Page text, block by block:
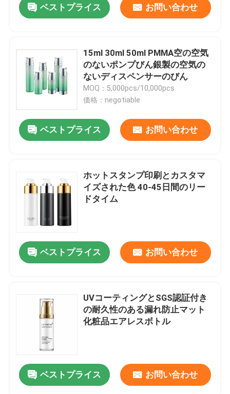
ベストプライス お問い合わせ
15ml 30ml 50ml PMMA空の空気
のないポンプびん銀製の空気の
ないディスペンサーのびん
MOQ：5,000pcs/10,000pcs
価格：negotiable
ベストプライス お問い合わせ
ホットスタンプ印刷とカスタマ
イズされた色 40-45日間のリー
ドタイム
ベストプライス お問い合わせ
UVコーティングとSGS認証付き
の耐久性のある漏れ防止マット
化粧品エアレスボトル
ベストプライス お問い合わせ